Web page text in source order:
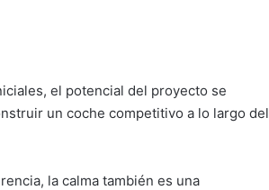
el potencial del proyecto se
un coche competitivo a lo largo del
la calma también es una